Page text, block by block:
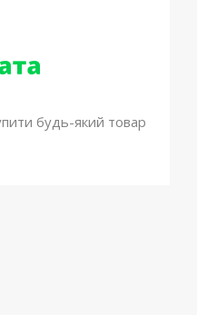
будь-який товар